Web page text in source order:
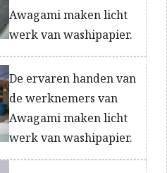
Awagami maken licht
werk van washipapier.
De ervaren handen van
de werknemers van
Awagami maken licht
werk van washipapier.